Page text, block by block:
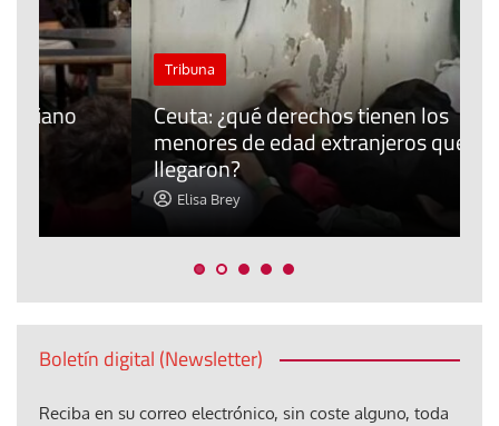
Tribuna
Ceuta: ¿qué derechos tienen los
menores de edad extranjeros que
llegaron?
Elisa Brey
Boletín digital (Newsletter)
Reciba en su correo electrónico, sin coste alguno, toda